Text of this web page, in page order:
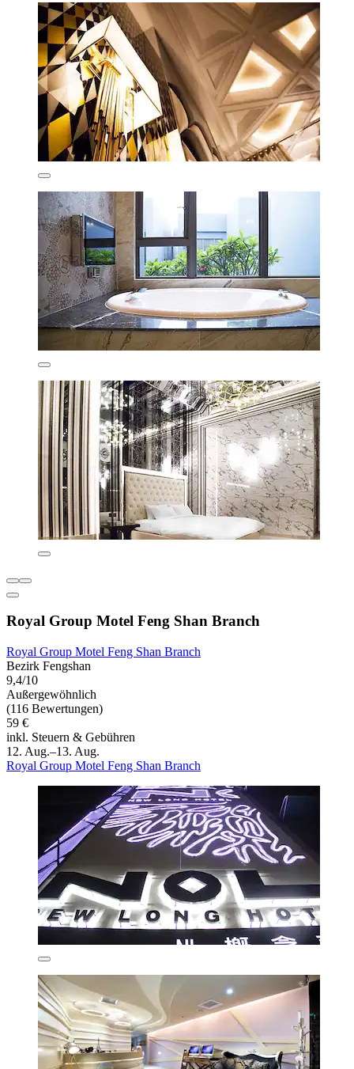
Royal Group Motel Feng Shan Branch
Royal Group Motel Feng Shan Branch
Bezirk Fengshan
9,4/10
Außergewöhnlich
(116 Bewertungen)
59 €
inkl. Steuern & Gebühren
12. Aug.–13. Aug.
Royal Group Motel Feng Shan Branch